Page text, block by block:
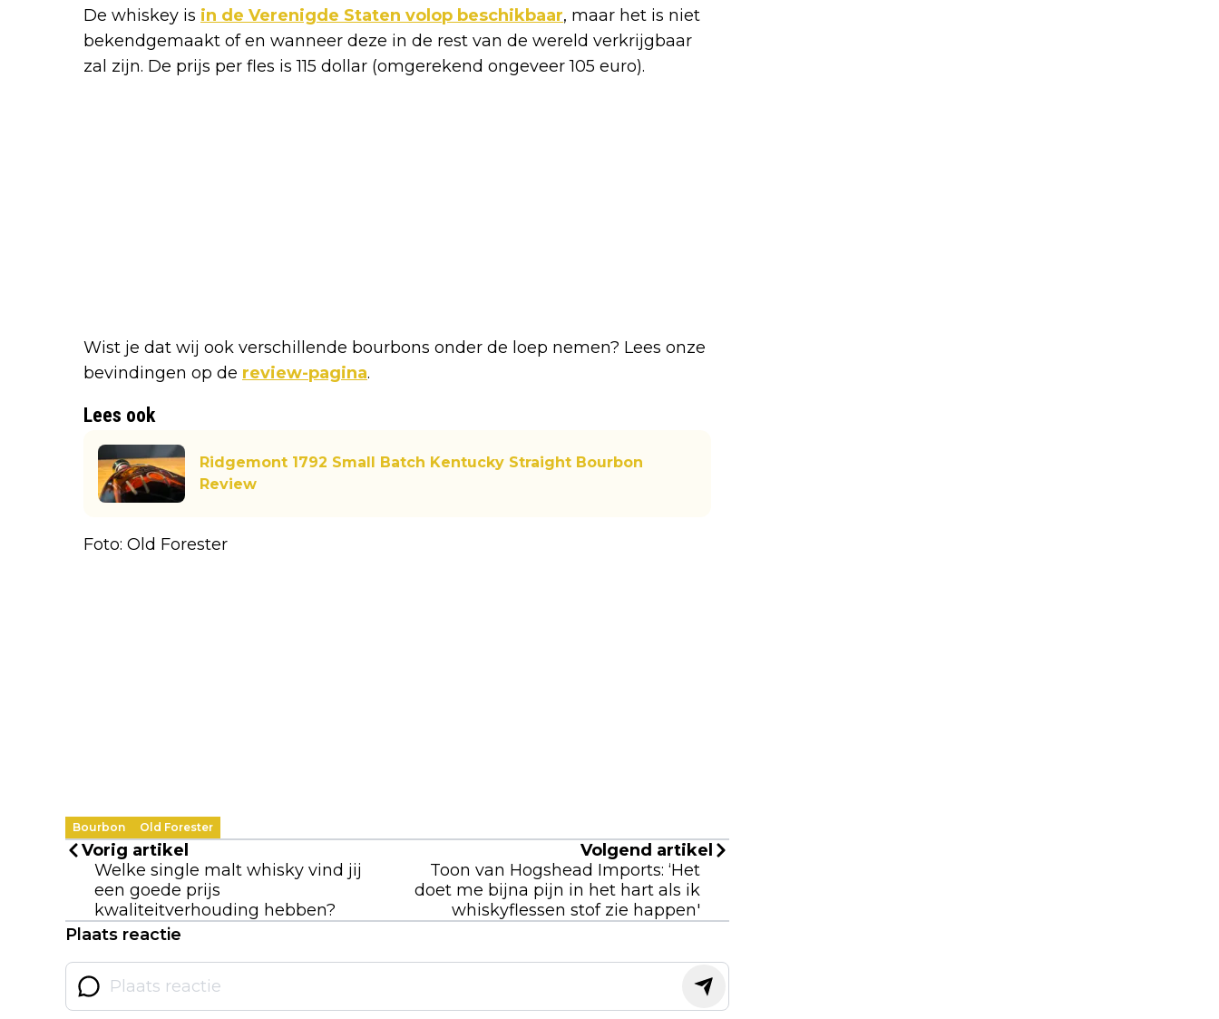
De whiskey is in de Verenigde Staten volop beschikbaar, maar het is niet
bekendgemaakt of en wanneer deze in de rest van de wereld verkrijgbaar
zal zijn. De prijs per fles is 115 dollar (omgerekend ongeveer 105 euro).
Wist je dat wij ook verschillende bourbons onder de loep nemen? Lees onze
bevindingen op de review-pagina.
Lees ook
Ridgemont 1792 Small Batch Kentucky Straight Bourbon
Review
Foto: Old Forester
Bourbon Old Forester
Vorig artikel
Welke single malt whisky vind jij
een goede prijs
kwaliteitverhouding hebben?
Volgend artikel
Toon van Hogshead Imports: ‘Het
doet me bijna pijn in het hart als ik
whiskyflessen stof zie happen'
Plaats reactie